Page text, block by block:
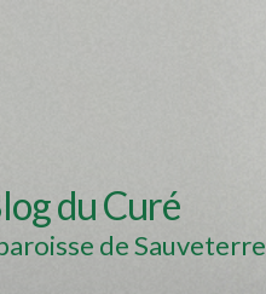
du Curé
de Sauveterre